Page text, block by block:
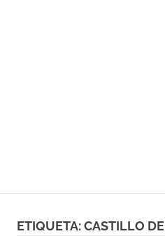
ETIQUETA:CASTILLO